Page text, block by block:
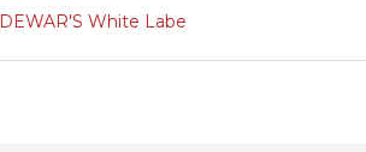
DEWAR'S White Labe